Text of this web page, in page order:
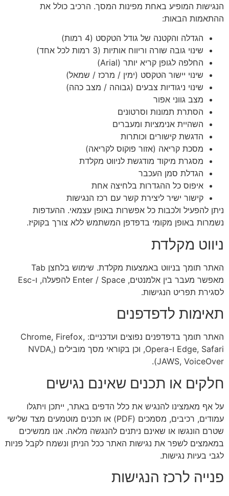
הנגישות המופיע באחת מפינות המסך. הרכיב כולל את
ההתאמות הבאות:
הגדלה והקטנה של גודל הטקסט (4 רמות)
שינוי גובה שורה וריווח אותיות (3 רמות לכל אחד)
החלפה לגופן קריא יותר (Arial)
שינוי יישור הטקסט (ימין / מרכז / שמאל)
שינוי ניגודיות צבעים (גבוהה / מצב כהה)
מצב גווני אפור
הסתרת תמונות וסרטונים
השהיית אנימציות ומעברים
הדגשת קישורים וכותרות
מסכת קריאה (אזור פוקוס לקריאה)
מסגרת מיקוד מודגשת לניווט מקלדת
הגדלת סמן העכבר
איפוס כל ההגדרות בלחיצה אחת
קישור ישיר ליצירת קשר עם רכז הנגישות
ניתן להפעיל ולכבות כל אפשרות באופן עצמאי. ההעדפות
נשמרות באופן מקומי בדפדפן המשתמש ללא צורך בקוקיז.
ניווט מקלדת
האתר תומך בניווט באמצעות מקלדת. שימוש בלחצן Tab
מאפשר מעבר בין אלמנטים, Enter / Space להפעלה, ו-Esc
לסגירת תפריט הנגישות.
תאימות לדפדפנים
האתר תומך בדפדפנים נפוצים ועדכניים: Chrome, Firefox,
Edge, Safari ו-Opera, וכן בקוראי מסך מובילים (NVDA,
JAWS, VoiceOver).
חלקים או תכנים שאינם נגישים
על אף מאמצינו להנגיש את כלל הדפים באתר, ייתכן ויתגלו
עמודים, רכיבים, מסמכים (PDF) או תכנים מוטמעים מצד שלישי
שטרם הונגשו או שאינם ניתנים להנגשה מלאה. אנו ממשיכים
במאמצים לשפר את נגישות האתר ככל הניתן ונשמח לקבל פניות
לגבי בעיות נגישות.
פנייה לרכז הנגישות